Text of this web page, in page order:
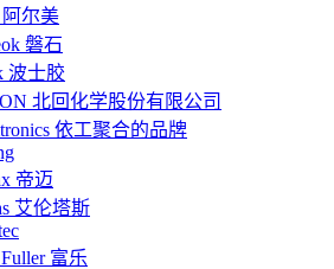
尔美
磐石
波士胶
北回化学股份有限公司
依工聚合的品牌
帝迈
艾伦塔斯
富乐